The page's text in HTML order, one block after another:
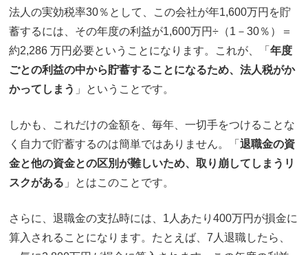
法人の実効税率30％として、この会社が年1,600万円を貯
蓄するには、その年度の利益が1,600万円÷（1－30％）＝
約2,286 万円必要ということになります。これが、「 年度
ごとの利益の中から貯蓄することになるため、法人税がか
かってしまう 」ということです。
しかも、これだけの金額を、毎年、一切手をつけることな
く自力で貯蓄するのは簡単ではありません。「 退職金の資
金と他の資金との区別が難しいため、取り崩してしまうリ
スクがある 」とはこのことです。
さらに、退職金の支払時には、1人あたり400万円が損金に
算入されることになります。たとえば、7人退職したら、